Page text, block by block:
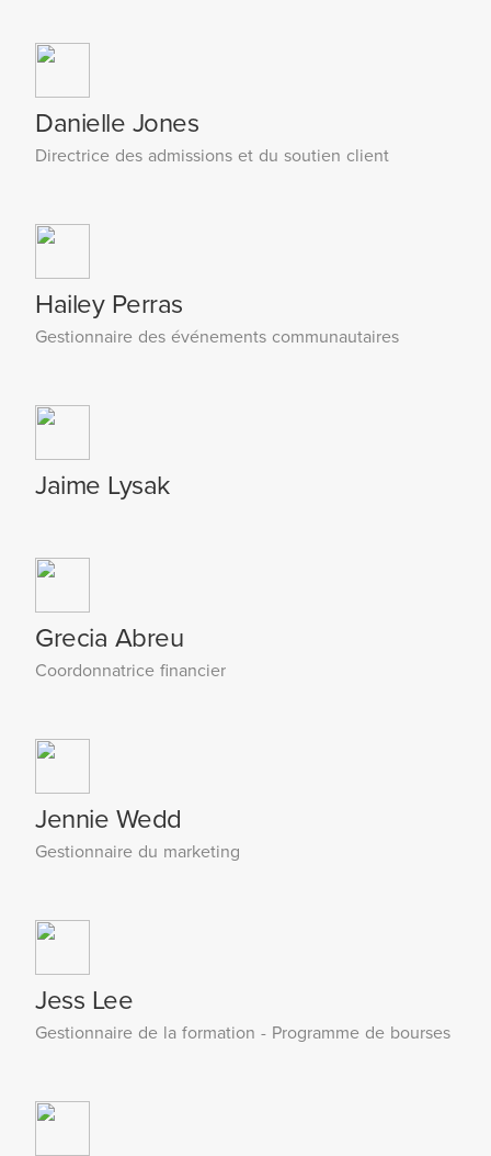
Danielle Jones
Directrice des admissions et du soutien client
Hailey Perras
Gestionnaire des événements communautaires
Jaime Lysak
Grecia Abreu
Coordonnatrice financier
Jennie Wedd
Gestionnaire du marketing
Jess Lee
Gestionnaire de la formation - Programme de bourses